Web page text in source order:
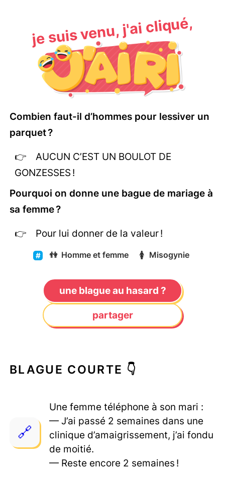
je suis venu, j'ai cliqué,
Combien faut-il d’hommes pour lessiver un
parquet ?
AUCUN C’EST UN BOULOT DE
GONZESSES !
Pourquoi on donne une bague de mariage à
sa femme ?
Pour lui donner de la valeur !
👫 Homme et femme 🚺 Misogynie
une blague au hasard ?
partager
BLAGUE COURTE 👇
Une femme téléphone à son mari :
— J’ai passé 2 semaines dans une
clinique d’amaigrissement, j’ai fondu
de moitié.
— Reste encore 2 semaines !